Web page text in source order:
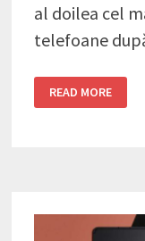
al doilea cel
telefoane
CELE
MAI
READ MORE